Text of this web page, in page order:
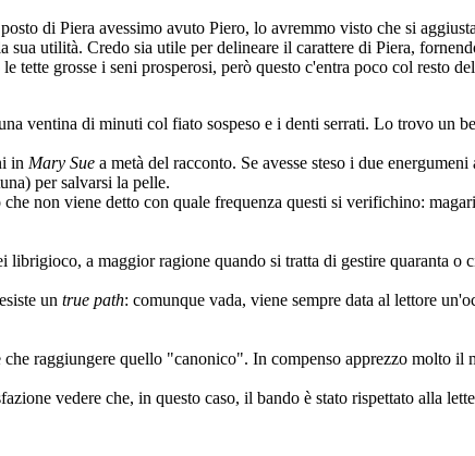
di Piera avessimo avuto Piero, lo avremmo visto che si
utilità. Credo sia utile per delineare il carattere di Piera,
le tette grosse i seni prosperosi, però questo c'entra poco col resto
ventina di minuti col fiato sospeso e i denti serrati. Lo trovo un
in Mary Sue a metà del racconto. Se avesse steso i due
per salvarsi la pelle.
non viene detto con quale frequenza questi si verifichino:
a maggior ragione quando si tratta di gestire quaranta o
un true path: comunque vada, viene sempre data al lettore
raggiungere quello "canonico". In compenso apprezzo molto il
vedere che, in questo caso, il bando è stato rispettato alla